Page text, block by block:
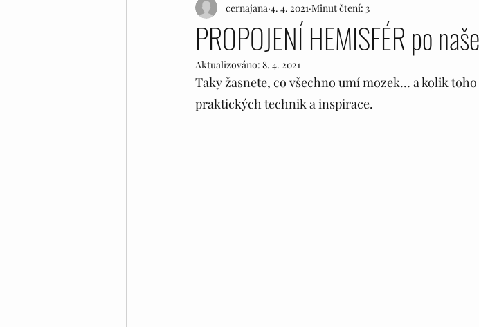
PROPOJENÍ HEMISFÉR po
cernajana 4. 4. 2021 Minut čtení: 3
Aktualizováno: 8. 4. 2021
Taky žasnete, co všechno umí mozek… a kolik
praktických technik a inspirace.